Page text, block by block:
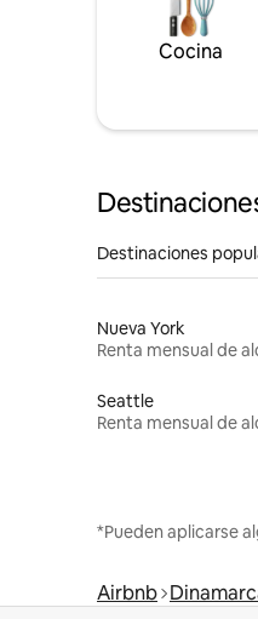
Cocina
Destinaciones
Nueva York
Seattle
*Pueden aplicarse
Airbnb